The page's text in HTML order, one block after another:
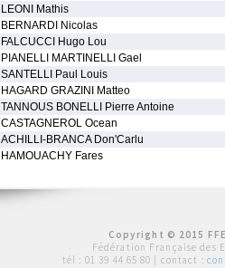
LEONI Mathis
BERNARDI Nicolas
FALCUCCI Hugo Lou
PIANELLI MARTINELLI Gael
SANTELLI Paul Louis
HAGARD GRAZINI Matteo
TANNOUS BONELLI Pierre Antoine
CASTAGNEROL Ocean
ACHILLI-BRANCA Don'Carlu
HAMOUACHY Fares
Copyright © 2015
Fédération Française des
tél : 01 39 44 65 80 | contact :